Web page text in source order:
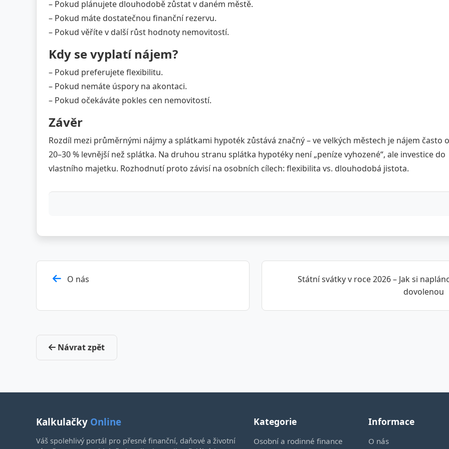
– Pokud plánujete dlouhodobě zůstat v daném městě.
– Pokud máte dostatečnou finanční rezervu.
– Pokud věříte v další růst hodnoty nemovitostí.
Kdy se vyplatí nájem?
– Pokud preferujete flexibilitu.
– Pokud nemáte úspory na akontaci.
– Pokud očekáváte pokles cen nemovitostí.
Závěr
Rozdíl mezi průměrnými nájmy a splátkami hypoték zůstává značný – ve velkých městech je nájem často o
20–30 % levnější než splátka. Na druhou stranu splátka hypotéky není „peníze vyhozené“, ale investice do
vlastního majetku. Rozhodnutí proto závisí na osobních cílech: flexibilita vs. dlouhodobá jistota.
Post
navigation
O nás
Státní svátky v roce 2026 – Jak si
dovolenou
Návrat zpět
Kalkulačky Online
Váš spolehlivý portál pro přesné finanční, daňové a životní
Kategorie
Osobní a rodinné finance
Informace
O nás